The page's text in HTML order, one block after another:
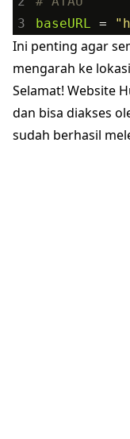
3
baseURL =
Ini penting agar
mengarah ke
Selamat! Website
dan bisa diakses
sudah berhasil